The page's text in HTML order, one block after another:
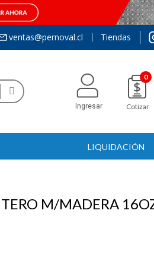
ventas@pernoval.cl Tiendas
Ingresar
0
Cotizar
LIQUIDACIÓN
M/MADERA